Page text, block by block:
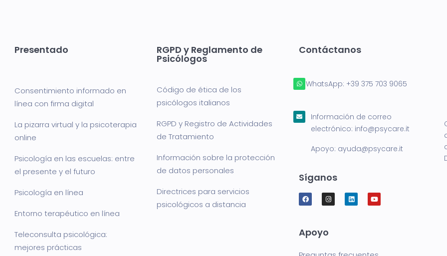
Presentado
Consentimiento informado en
línea con firma digital
La pizarra virtual y la psicoterapia
online
Psicología en las escuelas: entre
el presente y el futuro
Psicología en línea
Entorno terapéutico en línea
Teleconsulta psicológica:
mejores prácticas
RGPD y Reglamento de
Psicólogos
Código de ética de los
psicólogos italianos
RGPD y Registro de Actividades
de Tratamiento
Información sobre la protección
de datos personales
Directrices para servicios
psicológicos a distancia
Contáctanos
WhatsApp: +39 375 703 9065
Información de correo
electrónico: info@psycare.it
Apoyo: ayuda@psycare.it
Síganos
Apoyo